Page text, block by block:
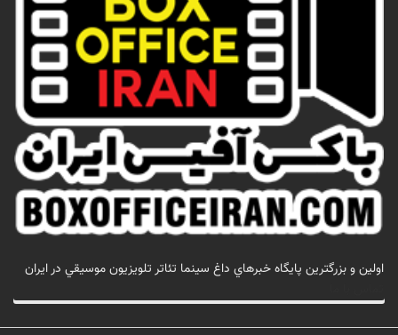
اولين و بزرگترين پايگاه خبرهاي داغ سينما تئاتر تلويزيون موسيقي در ايران